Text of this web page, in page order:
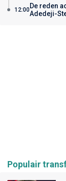
12:00De reden
Adedeji-
Populair